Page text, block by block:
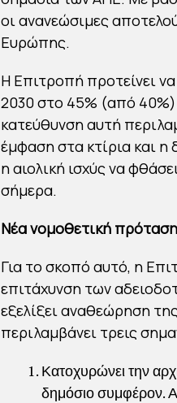
οι ανανεώσιμες
Ευρώπης.
Η Επιτροπή προτείνει
2030 στο 45% (από
κατεύθυνση αυτή
έμφαση στα κτίρια και η
η αιολική ισχύς να
σήμερα.
Νέα νομοθετική πρόταση
Για το σκοπό αυτό, η
επιτάχυνση των
εξελίξει αναθεώρηση
περιλαμβάνει τρεις
Κατοχυρώνει την
δημόσιο συμφέρον.